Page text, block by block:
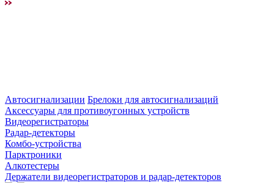
Автосигнализации Брелоки для автосигнализаций
Аксессуары для противоугонных устройств
Видеорегистраторы
Радар-детекторы
Комбо-устройства
Парктроники
Алкотестеры
Держатели видеорегистраторов и радар-детекторов